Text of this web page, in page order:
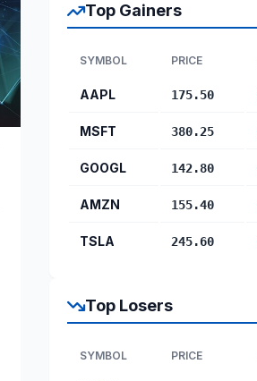
Top Gainers
SYMBOL PRICE
AAPL 175.50
MSFT 380.25
GOOGL 142.80
AMZN 155.40
TSLA 245.60
Top Losers
SYMBOL PRICE